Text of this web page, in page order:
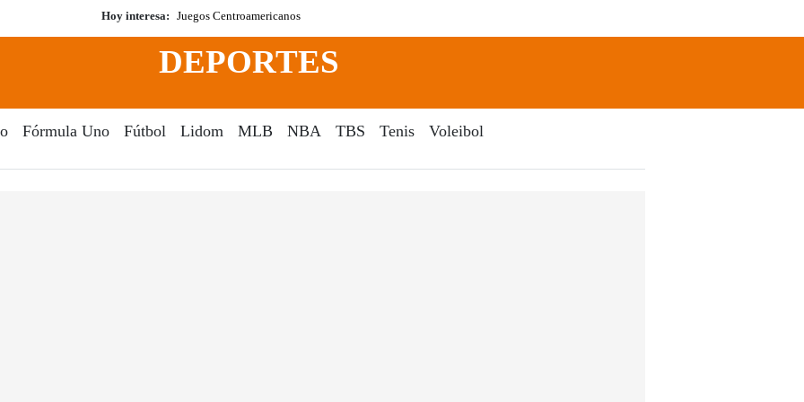
Hoy interesa: Juegos Centroamericanos
Search
DEPORTES
Fórmula Uno Fútbol Lidom MLB NBA TBS Tenis Voleibol